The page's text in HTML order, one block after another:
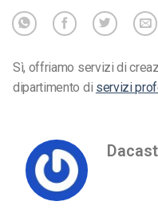
Sì, offriamo servizi di
dipartimento di servizi